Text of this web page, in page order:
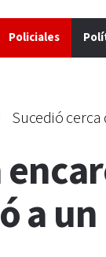
Policiales
Sucedió cerca
a